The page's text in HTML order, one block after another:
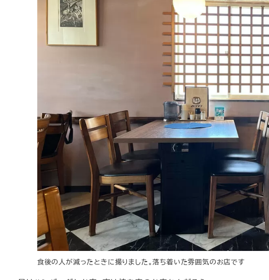
食後の人が減ったときに撮りました。落ち着いた雰囲気のお店です